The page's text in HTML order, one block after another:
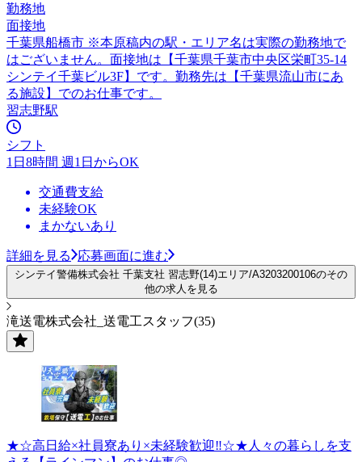
勤務地
面接地
千葉県船橋市 ※本原稿内の駅・エリア名は実際の勤務地で
はございません。面接地は【千葉県千葉市中央区栄町35-14
シンテイ千葉ビル3F】です。勤務先は【千葉県流山市にあ
る施設】でのお仕事です。
習志野駅
シフト
1日8時間 週1日からOK
交通費支給
未経験OK
まかないあり
詳細を見る 応募画面に進む
シンテイ警備株式会社 千葉支社 習志野(14)エリア/A3203200106のその
他の求人を見る
滝送電株式会社_送電工スタッフ(35)
★☆高日給×社員寮あり×未経験歓迎‼☆★人々の暮らしを支